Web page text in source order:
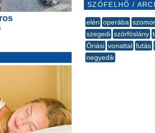
SZÓFELHŐ /
eléri operába
szegedi szörföslány
​Óriási vonattal futás
negyedik